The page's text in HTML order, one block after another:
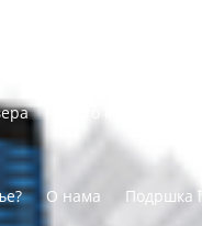
блог –
О нама Подршка